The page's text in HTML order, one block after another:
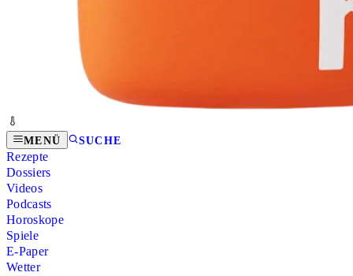
MENÜ SUCHE
Rezepte
Dossiers
Videos
Podcasts
Horoskope
Spiele
E-Paper
Wetter